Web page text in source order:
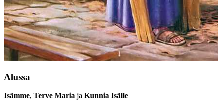
Alussa
Isämme, Terve Maria ja Kunnia Isälle